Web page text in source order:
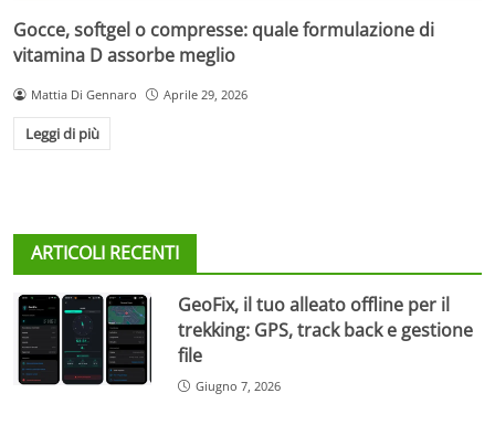
Gocce, softgel o compresse: quale formulazione di
vitamina D assorbe meglio
Mattia Di Gennaro Aprile 29, 2026
Leggi di più
ARTICOLI RECENTI
GeoFix, il tuo alleato offline per il
trekking: GPS, track back e gestione
file
Giugno 7, 2026